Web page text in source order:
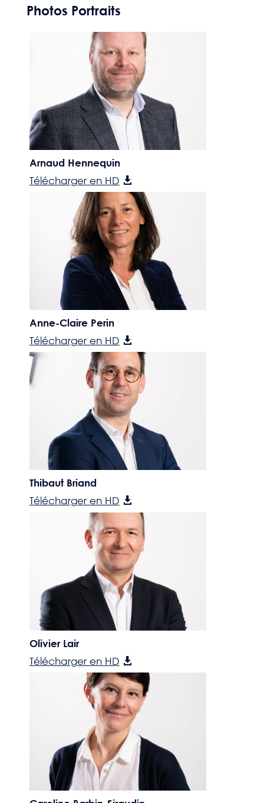
Photos Portraits
Arnaud Hennequin
Télécharger en HD
Anne-Claire Perin
Télécharger en HD
Thibaut Briand
Télécharger en HD
Olivier Lair
Télécharger en HD